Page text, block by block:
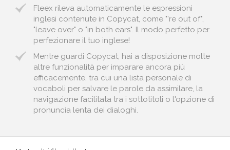
Fleex rileva automaticamente le espressioni
inglesi contenute in Copycat, come "'re out of",
"leave over" o "in both ears". Il modo perfetto per
perfezionare il tuo inglese!
Mentre guardi Copycat, hai a disposizione molte
altre funzionalità per imparare ancora più
efficacemente, tra cui una lista personale di
vocaboli per salvare le parole da assimilare, la
navigazione facilitata tra i sottotitoli o l'opzione di
pronuncia lenta dei dialoghi.